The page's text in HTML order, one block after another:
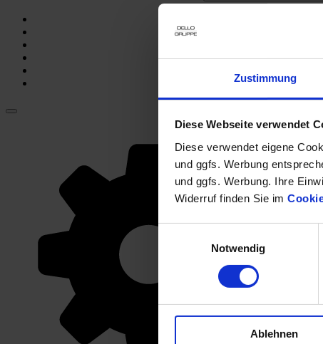
Zustimmung
Diese Webseite verwendet
Diese verwendet eigene
und ggfs. Werbung
und ggfs. Werbung. Ihre
Widerruf finden Sie im
Notwendig
Ablehnen